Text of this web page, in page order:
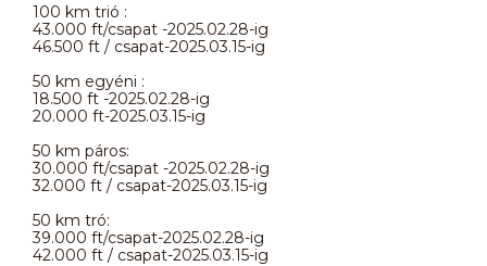
100 km trió :
43.000 ft/csapat -2025.02.28-ig
46.500 ft / csapat-2025.03.15-ig
50 km egyéni :
18.500 ft -2025.02.28-ig
20.000 ft-2025.03.15-ig
50 km páros:
30.000 ft/csapat -2025.02.28-ig
32.000 ft / csapat-2025.03.15-ig
50 km tró:
39.000 ft/csapat-2025.02.28-ig
42.000 ft / csapat-2025.03.15-ig